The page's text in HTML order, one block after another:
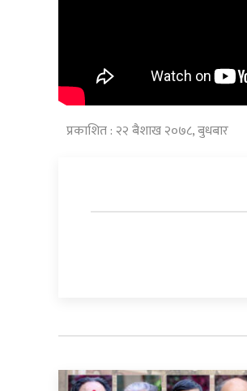
प्रकाशित : २२ बैशाख २०७८, बुधबार